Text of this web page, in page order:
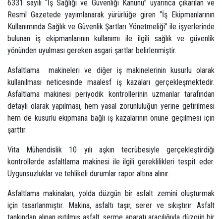
6331 sayılı “İş Sağlığı ve Güvenliği Kanunu” uyarınca çıkarılan ve
Resmî Gazetede yayımlanarak yürürlüğe giren “İş Ekipmanlarının
Kullanımında Sağlık ve Güvenlik Şartları Yönetmeliği” ile işyerlerinde
bulunan iş ekipmanlarının kullanımı ile ilgili sağlık ve güvenlik
yönünden uyulması gereken asgari şartlar belirlenmiştir.
Asfaltlama makineleri ve diğer iş makinelerinin kusurlu olarak
kullanılması neticesinde maalesf iş kazaları gerçekleşmektedir.
Asfaltlama makinesi periyodik kontrollerinin uzmanlar tarafından
detaylı olarak yapılması, hem yasal zorunluluğun yerine getirilmesi
hem de kusurlu ekipmana bağlı iş kazalarının önüne geçilmesi için
şarttır.
Vita Mühendislik 10 yılı aşkın tecrübesiyle gerçekleştirdiği
kontrollerde asfaltlama makinesi ile ilgili gereklilikleri tespit eder.
Uygunsuzluklar ve tehlikeli durumlar rapor altına alınır.
Asfaltlama makinaları, yolda düzgün bir asfalt zemini oluşturmak
için tasarlanmıştır. Makina, asfaltı taşır, serer ve sıkıştırır. Asfalt